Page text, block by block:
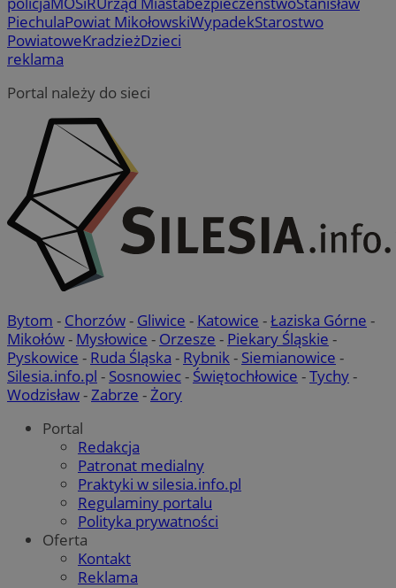
PiechulaPowiat MikołowskiWypadekStarostwo
PowiatoweKradzieżDzieci
reklama
Portal należy do sieci
Bytom - Chorzów- Gliwice - Katowice -Łaziska Górne -
Mikołów- Mysłowice - Orzesze - Piekary Śląskie -
Pyskowice - Ruda Śląska - Rybnik - Siemianowice -
Silesia.info.pl - Sosnowiec- Świętochłowice -Tychy-
Wodzisław- Zabrze - Żory
Portal
Redakcja
Patronat medialny
Praktyki w silesia.info.pl
Regulaminy portalu
Polityka prywatności
Oferta
Kontakt
Reklama